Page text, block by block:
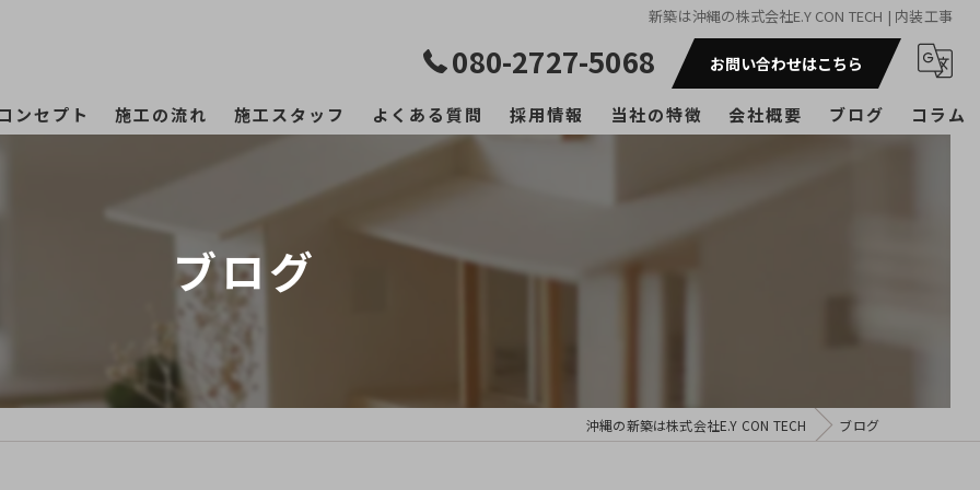
新築は沖縄の株式会社E.Y CON TECH | 内装工事
080-2727-5068 お問い合わせはこちら
ンセプト 施工の流れ 施工スタッフ よくある質問 採用情報 当社の特徴
マンション
会社概要 ブログ コラム
ブログ
沖縄の新築は株式会社E.Y CON TECH ブログ